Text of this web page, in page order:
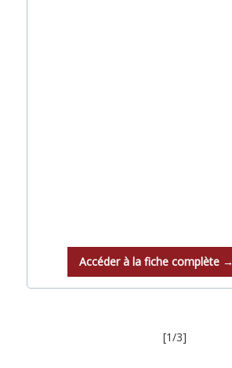
Accéder à la fiche complète →
[1/3]